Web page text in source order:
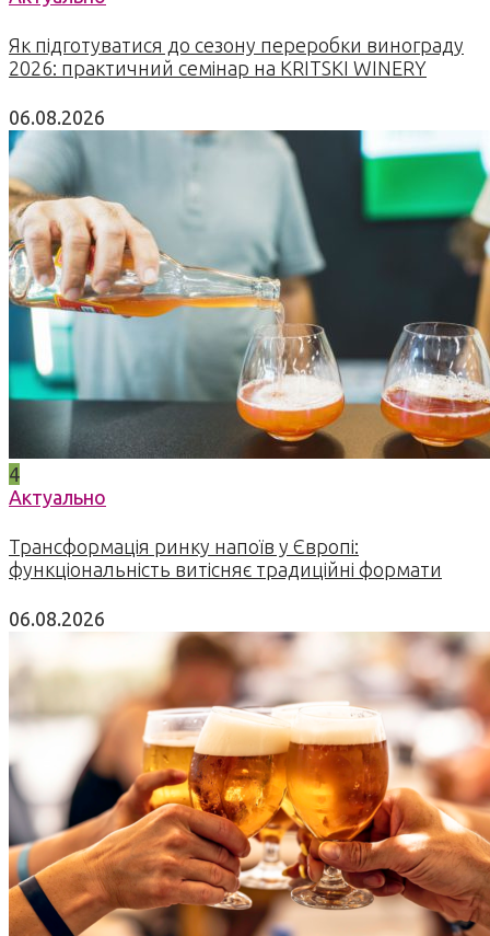
Як підготуватися до сезону переробки винограду
2026: практичний семінар на KRITSKI WINERY
06.08.2026
4
Актуально
Трансформація ринку напоїв у Європі:
функціональність витісняє традиційні формати
06.08.2026